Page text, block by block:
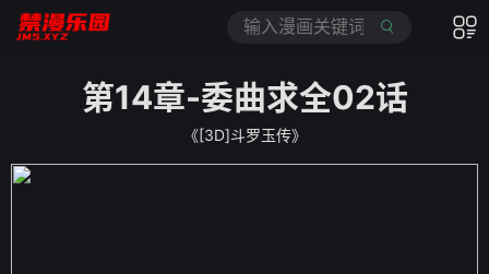
第14章-委曲求全02话
《[3D]斗罗玉传》